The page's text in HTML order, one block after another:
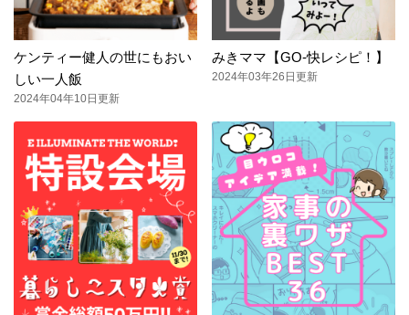
ケンティー健人の世にもおい
しい一人飯
2024年04年10日更新
みきママ【GO-快レシピ！】
2024年03年26日更新